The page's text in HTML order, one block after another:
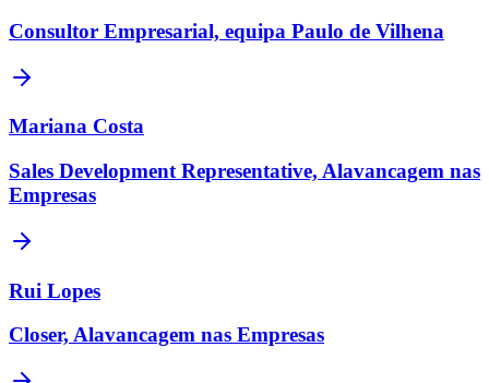
Consultor Empresarial, equipa Paulo de Vilhena
Mariana Costa
Sales Development Representative, Alavancagem nas
Empresas
Rui Lopes
Closer, Alavancagem nas Empresas